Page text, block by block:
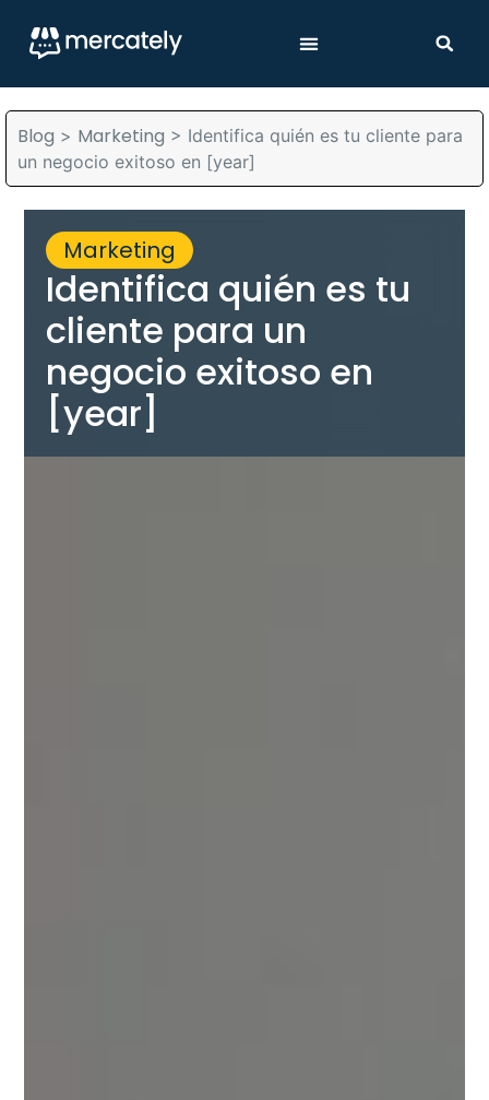
Blog > Marketing > Identifica quién es tu cliente para
un negocio exitoso en [year]
Marketing
Identifica quién es tu
cliente para un
negocio exitoso en
[year]